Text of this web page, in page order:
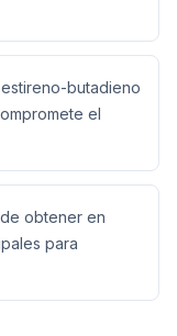
butadieno
el
obtener en
para